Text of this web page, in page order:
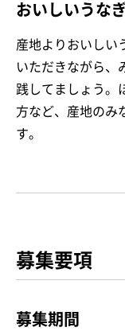
おいしいうな
産地よりおいしい
いただきながら、
践してましょう。
方など、産地のみ
す。
募集要項
募集期間